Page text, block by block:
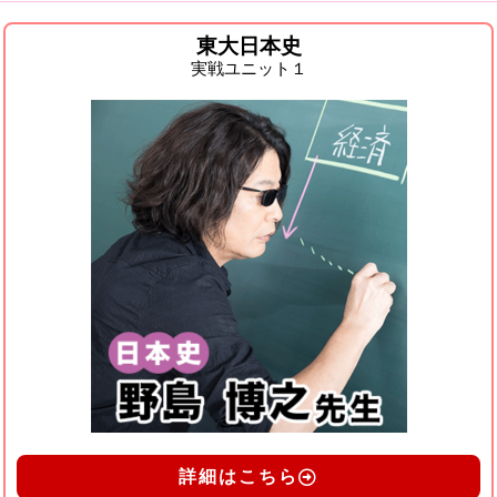
東大日本史
実戦ユニット１
詳細はこちら